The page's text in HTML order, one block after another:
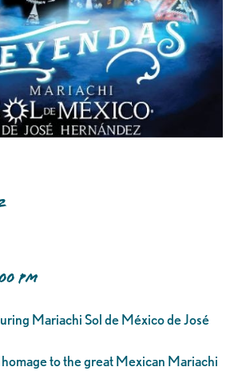
PM
Mariachi Sol de México de José
to the great Mexican Mariachi